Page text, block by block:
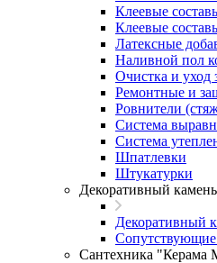
Клеевые
Клеевые
Латексные
Наливной пол
Очистка и уход
Ремонтные и
Ровнители
Система
Система
Шпатлевки
Штукатурки
Декоративный
Декоративный
Сантехника "Керама